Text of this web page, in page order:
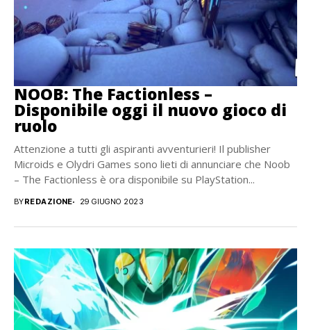
NOOB: The Factionless –
Disponibile oggi il nuovo gioco di
ruolo
Attenzione a tutti gli aspiranti avventurieri! Il publisher
Microids e Olydri Games sono lieti di annunciare che Noob
– The Factionless è ora disponibile su PlayStation...
BYREDAZIONE 29 GIUGNO 2023